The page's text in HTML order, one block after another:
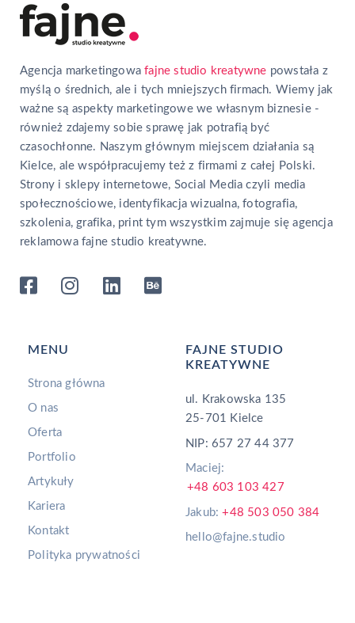
Agencja marketingowafajne studio kreatywne powstała z
myślą o średnich, ale i tych mniejszych firmach. Wiemy jak
ważne są aspekty marketingowe we własnym biznesie -
również zdajemy sobie sprawę jak potrafią być
czasochłonne. Naszym głównym miejscem działania są
Kielce, ale współpracujemy też z firmami z całej Polski.
Strony i sklepy internetowe, Social Media czyli media
społecznościowe, identyfikacja wizualna, fotografia,
szkolenia, grafika, print tym wszystkim zajmuje się agencja
reklamowa fajne studio kreatywne.
MENU
Strona główna
O nas
Oferta
Portfolio
Artykuły
Kariera
Kontakt
Polityka prywatności
FAJNE STUDIO
KREATYWNE
ul. Krakowska 135
25-701 Kielce
NIP: 657 27 44 377
Maciej:
+48 603 103 427
Jakub:+48 503 050 384
hello@fajne.studio